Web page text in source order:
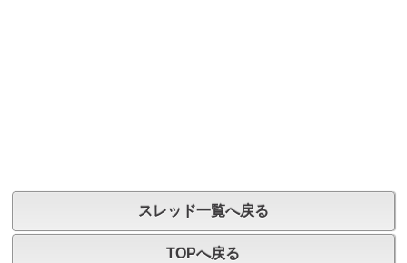
スレッド一覧へ戻る
TOPへ戻る